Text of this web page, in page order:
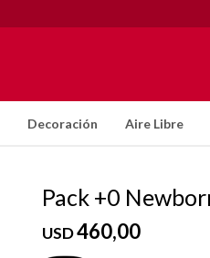
Decoración Aire Libre
Pack +0
USD460,00